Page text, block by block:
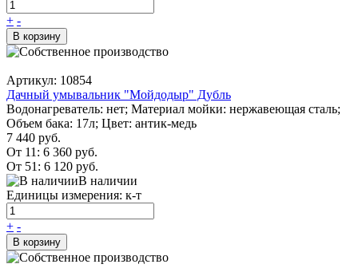
+ -
В корзину
Артикул: 10854
Дачный умывальник "Мойдодыр" Дубль
Водонагреватель: нет; Материал мойки: нержавеющая сталь;
Объем бака: 17л; Цвет: антик-медь
7 440 руб.
От 11: 6 360 руб.
От 51: 6 120 руб.
В наличии
Единицы измерения: к-т
+ -
В корзину